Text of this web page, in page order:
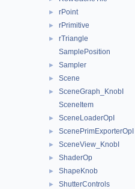
► rPoint
► rPrimitive
►
rTriangle
SamplePosition
► Sampler
► Scene
►
SceneGraph_KnobI
SceneItem
► SceneLoaderOpI
► ScenePrimExporterOpI
► SceneView_KnobI
► ShaderOp
► ShapeKnob
► ShutterControls